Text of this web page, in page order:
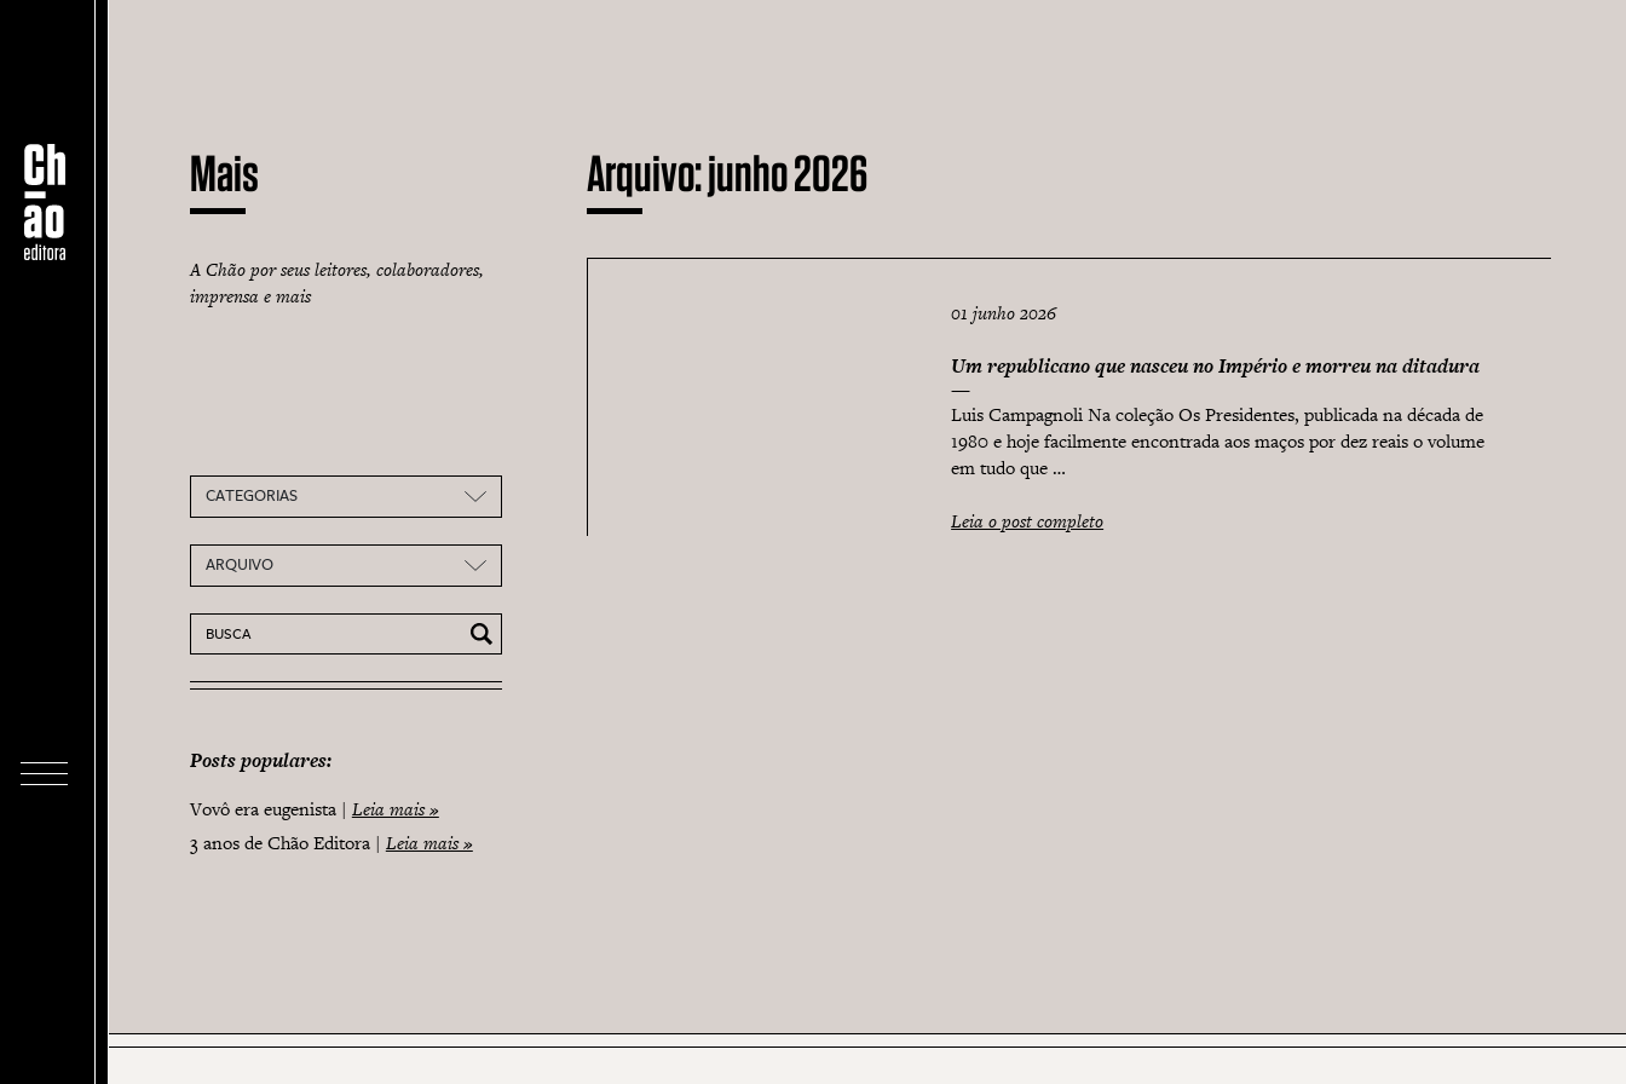
Mais
A Chão por seus leitores, colaboradores,
imprensa e mais
CATEGORIAS
ARQUIVO
Posts populares:
Vovô era eugenista
Leia mais »
3 anos de Chão Editora
Leia mais »
Arquivo:junho 2026
01 junho 2026
Um republicano que nasceu no Império e morreu na ditadura
Luis Campagnoli Na coleção Os Presidentes, publicada na década de
1980 e hoje facilmente encontrada aos maços por dez reais o volume
em tudo que …
Leia o post completo